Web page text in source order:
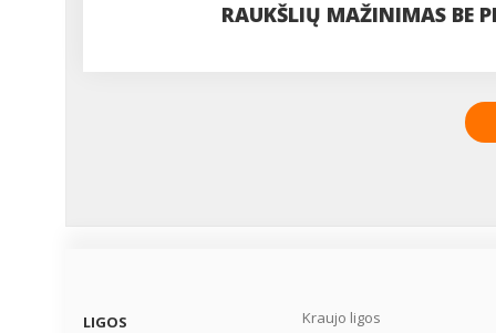
RAUKŠLIŲ MAŽINIMAS BE
LIGOS
Kraujo ligos